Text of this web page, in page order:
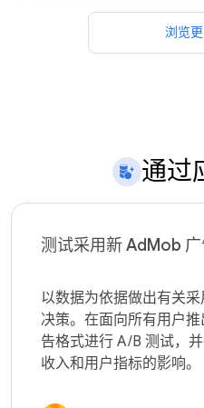
浏览
通过
测试采用新 AdMob
以数据为依据做出有关
决策。在面向所有用户
告格式进行 A/B 测试，